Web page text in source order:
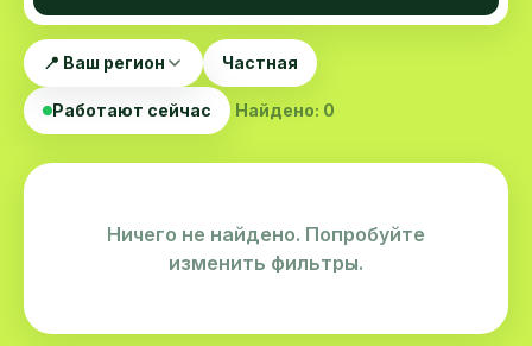
📍 Ваш регион Частная
Работают сейчас Найдено: 0
Ничего не найдено. Попробуйте
изменить фильтры.